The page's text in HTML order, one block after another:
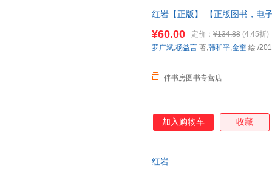
红岩【正版】 【正版图书，电
¥60.00 定价： ¥134.88 (4.45折)
伴书房图书专营店
罗广斌,杨益言 著,韩和平,金奎 绘 /
加入购物车 收藏
红岩